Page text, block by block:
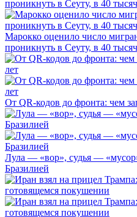
Марокко оценило число
проникнуть в Сеуту, в 40
От QR-кодов до фронта: чем
Лула — «вор», судья —
Бразилией